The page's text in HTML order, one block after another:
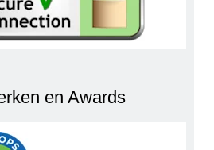
en Awards